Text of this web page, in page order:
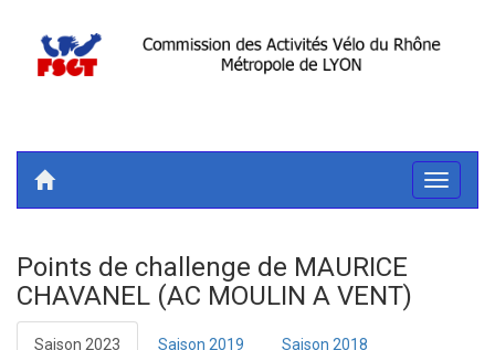
Toggle
Points de challenge de MAURICE
CHAVANEL (AC MOULIN A VENT)
Saison 2023 Saison 2019 Saison 2018